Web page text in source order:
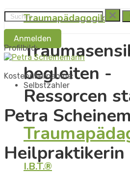
Traumapädagogik
begleiten -
Ressorcen
I.B.T.®
Anmelden
Profilbild:
Kostenübernahme:
Selbstzahler
Petra
Heilpraktikerin